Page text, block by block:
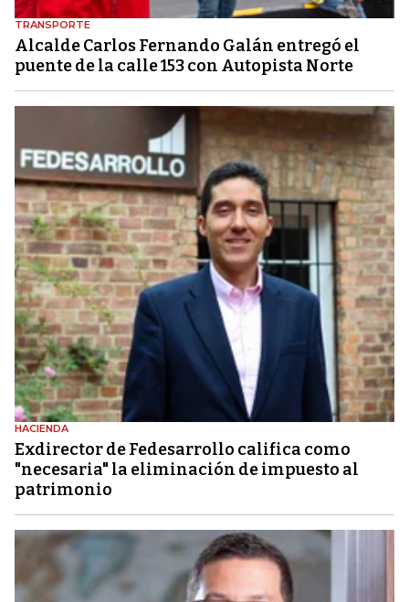
TRANSPORTE
Alcalde Carlos Fernando Galán entregó el
puente de la calle 153 con Autopista Norte
HACIENDA
Exdirector de Fedesarrollo califica como
"necesaria" la eliminación de impuesto al
patrimonio